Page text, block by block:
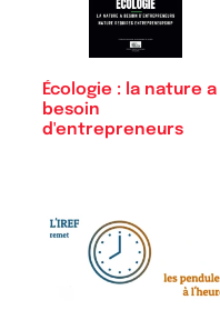
Écologie : la nature a
besoin
d'entrepreneurs